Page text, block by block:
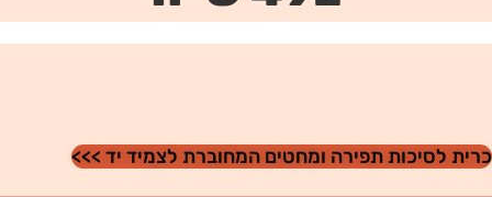
לסיכות תפירה ומחטים המחוברת לצמיד יד >>>